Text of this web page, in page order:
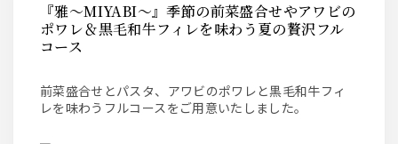
『雅～MIYABI～』季節の前菜盛合せやアワビの
ポワレ＆黒毛和牛フィレを味わう夏の贅沢フル
コース
前菜盛合せとパスタ、アワビのポワレと黒毛和牛フィ
レを味わうフルコースをご用意いたしました。